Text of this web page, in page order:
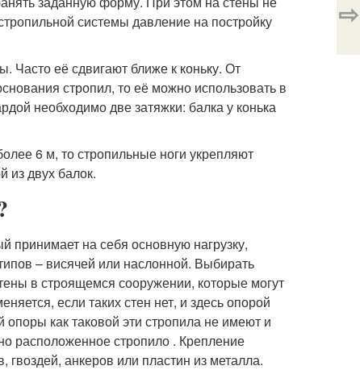
системы давление на постройку
Часто её сдвигают ближе к коньку. От
стропил, то её можно использовать в
необходимо две затяжки: балка у конька
6 м, то стропильные ноги укрепляют
из двух балок.
принимает на себя основную нагрузку,
– висячей или наслонной. Выбирать
в строящемся сооружении, которые могут
если таких стен нет, и здесь опорой
как таковой эти стропила не имеют и
расположенное стропило . Крепление
анкеров или пластин из металла.
⇨